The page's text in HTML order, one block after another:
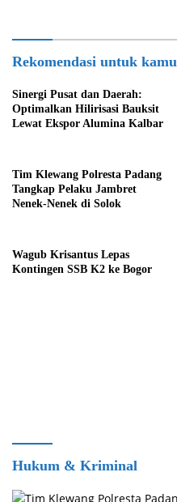
Rekomendasi untuk kamu
Sinergi Pusat dan Daerah:
Optimalkan Hilirisasi Bauksit
Lewat Ekspor Alumina Kalbar
Tim Klewang Polresta Padang
Tangkap Pelaku Jambret
Nenek-Nenek di Solok
Wagub Krisantus Lepas
Kontingen SSB K2 ke Bogor
Hukum & Kriminal